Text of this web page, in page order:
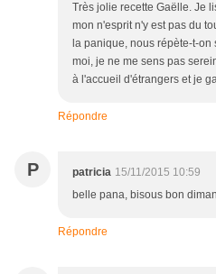
Très jolie recette Gaëlle. Je
mon n'esprit n'y est pas du
la panique, nous répète-t-
moi, je ne me sens pas
à l'accueil d'étrangers et je
Répondre
P patricia 15/11/2015 10:59
belle pana, bisous bon
Répondre